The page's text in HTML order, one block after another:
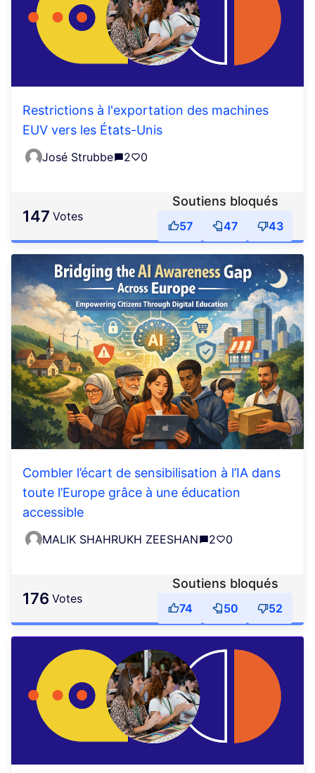
Restrictions à l'exportation des machines
EUV vers les États-Unis
José Strubbe 2 0
147 votes
Soutiens bloqués
57 47 43
Combler l’écart de sensibilisation à l’IA dans
toute l’Europe grâce à une éducation
accessible
MALIK SHAHRUKH ZEESHAN 2 0
176 votes
Soutiens bloqués
74 50 52